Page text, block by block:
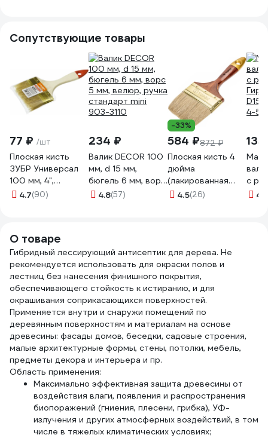
Сопутствующие товары
77 ₽ /шт
Плоская кисть
ЗУБР Универсал
100 мм, 4",
светлая
4.7(90)
234 ₽
Валик DECOR 100
мм, d 15 мм,
бюгель 6 мм, ворс
5 мм, велюр, ручка
4.8(57)
-33%
584 ₽872 ₽
Плоская кисть 4
дюйма
(лакированная
деревянная ручка,
19b640
4.5(26)
135
с
4.6
О товаре
Гибридный лессирующий антисептик для дерева. Не
рекомендуется использовать для окраски полов и
лестниц без нанесения финишного покрытия,
обеспечивающего стойкость к истиранию, и для
окрашивания соприкасающихся поверхностей.
Применяется внутри и снаружи помещений по
деревянным поверхностям и материалам на основе
древесины: фасады домов, беседки, садовые строения,
малые архитектурные формы, стены, потолки, мебель,
предметы декора и интерьера и пр.
Область применения:
Максимально эффективная защита древесины от
воздействия влаги, появления и распространения
биопоражений (гниения, плесени, грибка), УФ-
излучения и других атмосферных воздействий, в том
числе в тяжелых климатических условиях;